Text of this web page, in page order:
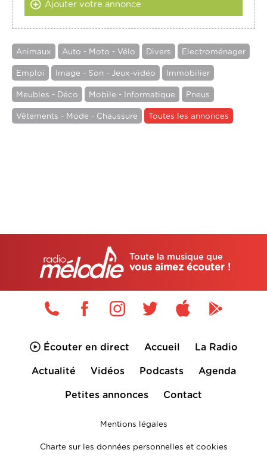
Ajouter votre annonce
Animaux Auto - Moto - Vélo Divers Electroménager
Emploi Image - Son - Jeux-vidéo Immobilier
Meubles - Déco Mobile - Informatique Pneus
Vêtements - Mode - Chaussure Toutes les annonces
Toute la musique que
vous aimez écouter !
Écouter en direct Accueil La Radio
Actualité Vidéos Podcasts Agenda
Petites annonces Contact
Mentions légales
Charte sur les données personnelles et cookies